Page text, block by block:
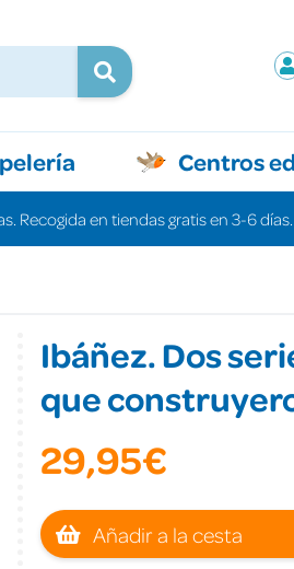
Centros
Recogida en tiendas gratis en 3-6 días.
Ibáñez. Dos
que
29,95€
Añadir a la cesta